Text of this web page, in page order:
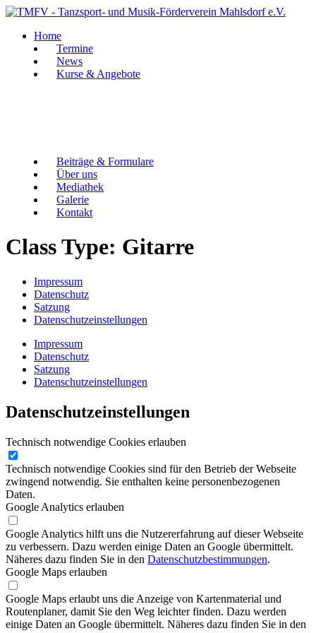
Zum
springenHome
Termine
News
Kurse & Angebote
Beiträge & Formulare
Über uns
Mediathek
Galerie
Kontakt
Class Type: Gitarre
Impressum
Datenschutz
Satzung
Datenschutzeinstellungen
Impressum
Datenschutz
Satzung
Datenschutzeinstellungen
Datenschutzeinstellungen
Technisch notwendige Cookies erlauben
Technisch notwendige Cookies sind für den Betrieb der Webseite
zwingend notwendig. Sie enthalten keine personenbezogenen
Daten.
Google Analytics erlauben
Google Analytics hilft uns die Nutzererfahrung auf dieser Webseite
zu verbessern. Dazu werden einige Daten an Google übermittelt.
Näheres dazu finden Sie in den Datenschutzbestimmungen.
Google Maps erlauben
Google Maps erlaubt uns die Anzeige von Kartenmaterial und
Routenplaner, damit Sie den Weg leichter finden. Dazu werden
einige Daten an Google übermittelt. Näheres dazu finden Sie in den